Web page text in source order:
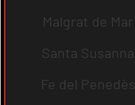
Malgrat de Mar
Santa Susanna
Fe del Penedès